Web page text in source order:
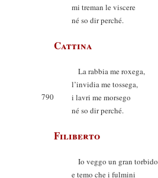
mi treman le viscere
né so dir perché.
Cattina
La rabbia me roxega,
l’invidia me tossega,
790
i lavri me morsego
né so dir perché.
Filiberto
Io veggo un gran torbido
e temo che i fulmini